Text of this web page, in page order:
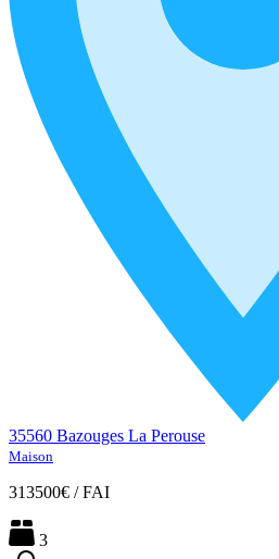
35560 Bazouges La Perouse
Maison
313500€ / FAI
3